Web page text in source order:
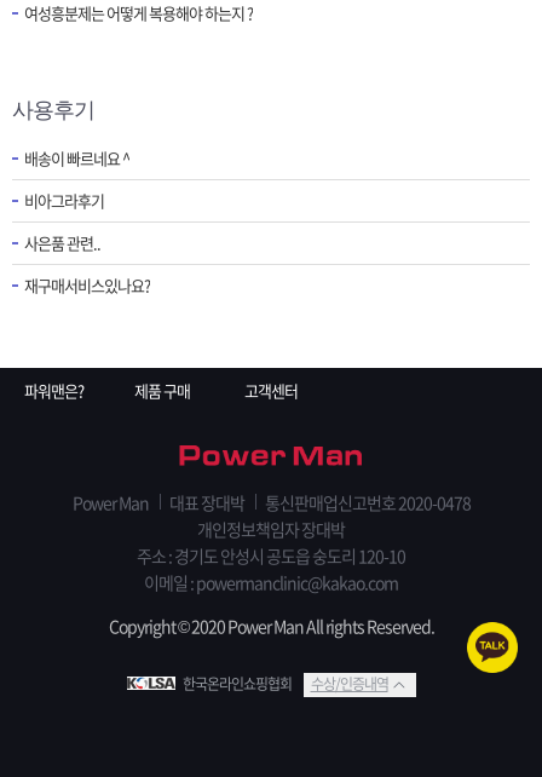
여성흥분제는 어떻게 복용해야 하는지 ?
사용후기
배송이 빠르네요 ^
비아그라후기
사은품 관련..
재구매서비스있나요?
파워맨은? 제품 구매 고객센터
Power Man 대표 장대박
통신판매업신고번호 2020-0478
개인정보책임자 장대박
주소 : 경기도 안성시 공도읍 숭도리 120-10
이메일 : powermanclinic@kakao.com
Copyright © 2020 Power Man All rights Reserved.
한국온라인쇼핑협회 수상/인증내역